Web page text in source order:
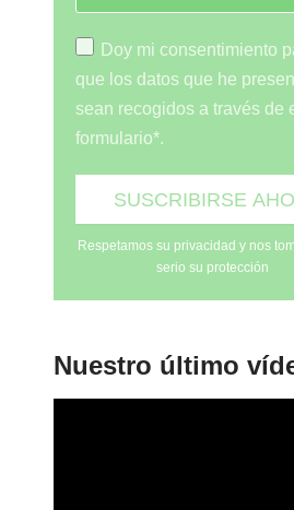
Doy mi consentimiento
que los datos que he
sean recogidos a través de
formulario*.
Respetamos su privacidad y nos
serio su protección
Nuestro último